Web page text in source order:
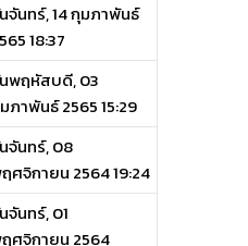
จันทร์, 14 กุมภาพันธ์
18:37
พฤหัสบดี, 03
ภาพันธ์ 2565 15:29
จันทร์, 08
ศจิกายน 2564 19:24
จันทร์, 01
ศจิกายน 2564